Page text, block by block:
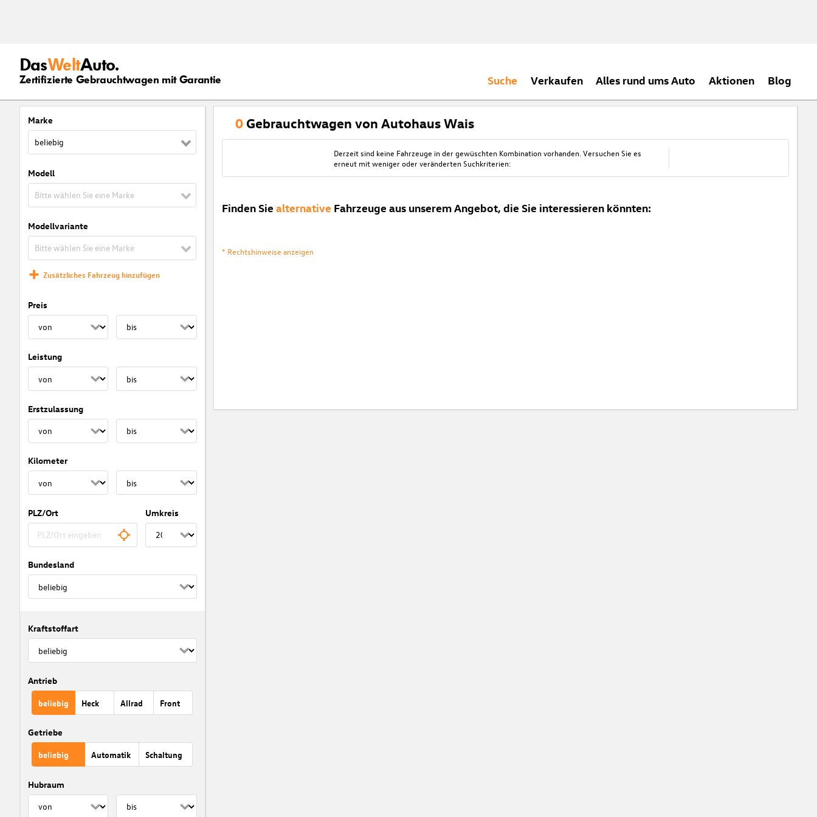
DasWeltAuto.
Zertifizierte Gebrauchtwagen mit Garantie Suche Verkaufen Alles rund ums Auto Aktionen Blog
Marke
beliebig
Modell
Bitte wählen Sie eine Marke
Modellvariante
Bitte wählen Sie eine Marke
Zusätzliches Fahrzeug hinzufügen
Preis
Leistung
Erstzulassung
Kilometer
PLZ/Ort Umkreis
Bundesland
Kraftstoffart
Antrieb
beliebig Heck Allrad Front
Getriebe
beliebig Automatik Schaltung
Hubraum
0 Gebrauchtwagen von Autohaus Wais
Derzeit sind keine Fahrzeuge in der gewüschten Kombination vorhanden. Versuchen Sie es
erneut mit weniger oder veränderten Suchkriterien:
Finden Sie alternative Fahrzeuge aus unserem Angebot, die Sie interessieren könnten:
* Rechtshinweise anzeigen